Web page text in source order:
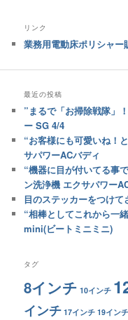
リンク
業務用電動床ポリシャー
最近の投稿
”まるで「お掃除戦隊」
ー SG 4/4
“お客様にも可愛いね！
サパワーACバディ
“機器に目が付いてる事
ン洗浄機 エクサパワー
目のステッカーをつけて
“相棒としてこれから一
mini(ビートミニミニ)
タグ
8インチ 10インチ
インチ 17インチ 19インチ